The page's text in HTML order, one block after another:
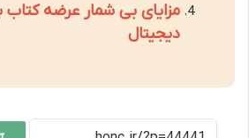
مزایای بی شمار عرضه
دیجیتال